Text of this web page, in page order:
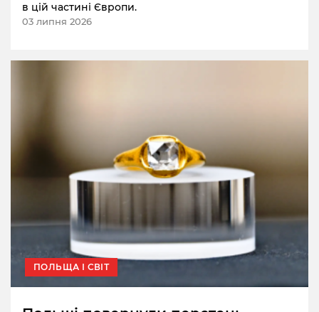
в цій частині Європи.
03 липня 2026
ПОЛЬЩА І СВІТ